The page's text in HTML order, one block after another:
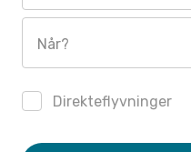
Når?
Direkteflyvninger